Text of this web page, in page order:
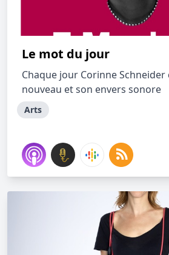
Le mot du jour
Chaque jour Corinne
nouveau et son envers sonore
Arts